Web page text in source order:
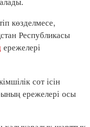
көзделмесе,
Республикасы
ережелері
сот ісін
ережелері осы